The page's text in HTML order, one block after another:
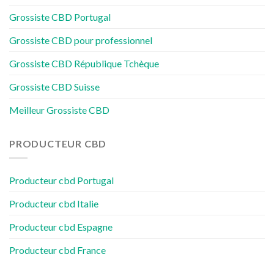
Grossiste CBD Portugal
Grossiste CBD pour professionnel
Grossiste CBD République Tchèque
Grossiste CBD Suisse
Meilleur Grossiste CBD
PRODUCTEUR CBD
Producteur cbd Portugal
Producteur cbd Italie
Producteur cbd Espagne
Producteur cbd France